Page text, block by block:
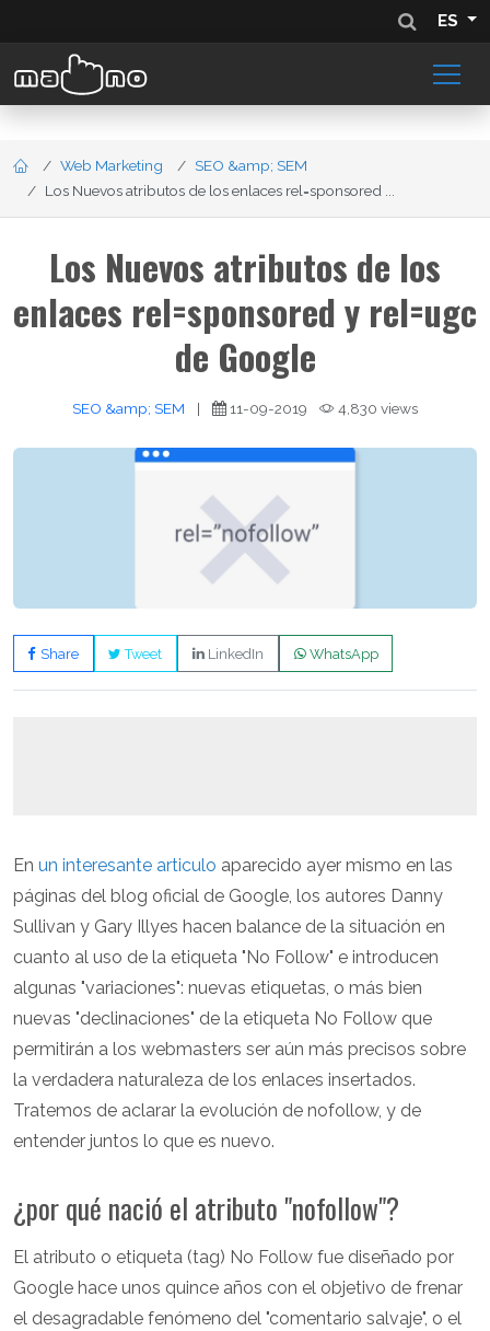
ES
Web Marketing
SEO &amp; SEM
Los Nuevos atributos de los enlaces rel=sponsored ...
Los Nuevos atributos de los
enlaces rel=sponsored y rel=ugc
de Google
SEO &amp; SEM | 11-09-2019 4,830 views
Share Tweet LinkedIn WhatsApp
En un interesante articulo aparecido ayer mismo en las
páginas del blog oficial de Google, los autores Danny
Sullivan y Gary Illyes hacen balance de la situación en
cuanto al uso de la etiqueta "No Follow" e introducen
algunas "variaciones": nuevas etiquetas, o más bien
nuevas "declinaciones" de la etiqueta No Follow que
permitirán a los webmasters ser aún más precisos sobre
la verdadera naturaleza de los enlaces insertados.
Tratemos de aclarar la evolución de nofollow, y de
entender juntos lo que es nuevo.
¿por qué nació el atributo "nofollow"?
El atributo o etiqueta (tag) No Follow fue diseñado por
Google hace unos quince años con el objetivo de frenar
el desagradable fenómeno del "comentario salvaje", o el